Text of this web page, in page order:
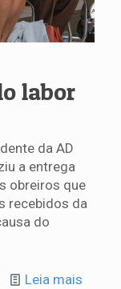
labor
da AD
a entrega
obreiros que
recebidos da
do
Leia mais